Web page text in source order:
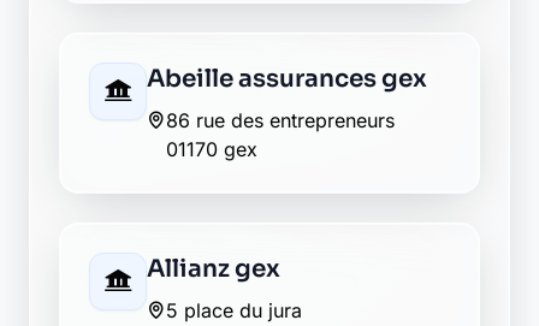
Abeille assurances gex
86 rue des entrepreneurs
01170 gex
Allianz gex
5 place du jura